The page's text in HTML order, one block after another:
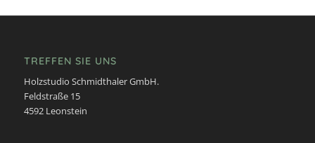
TREFFEN SIE UNS
Holzstudio Schmidthaler GmbH.
Feldstraße 15
4592 Leonstein